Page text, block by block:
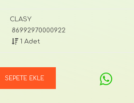
CLASY
86992970000922
1 Adet